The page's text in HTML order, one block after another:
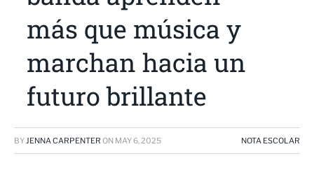
más que música y
marchan hacia un
futuro brillante
BYJENNA CARPENTER ON MAY 6, 2025 NOTA ESCOLAR